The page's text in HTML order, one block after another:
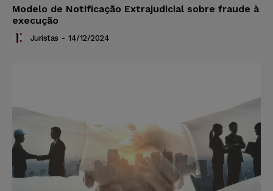
Modelo de Notificação Extrajudicial sobre fraude à
execução
Juristas - 14/12/2024